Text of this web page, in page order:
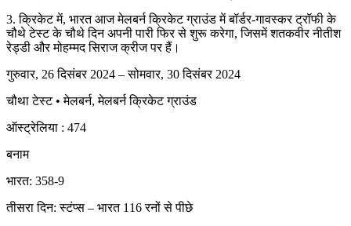
3. क्रिकेट में, भारत आज मेलबर्न क्रिकेट ग्राउंड में बॉर्डर-गावस्कर ट्रॉफी के
चौथे टेस्ट के चौथे दिन अपनी पारी फिर से शुरू करेगा, जिसमें शतकवीर नीतीश
रेड्डी और मोहम्मद सिराज क्रीज पर हैं।
गुरुवार, 26 दिसंबर 2024 – सोमवार, 30 दिसंबर 2024
चौथा टेस्ट • मेलबर्न, मेलबर्न क्रिकेट ग्राउंड
ऑस्ट्रेलिया : 474
बनाम
भारत: 358-9
तीसरा दिन: स्टंप्स – भारत 116 रनों से पीछे